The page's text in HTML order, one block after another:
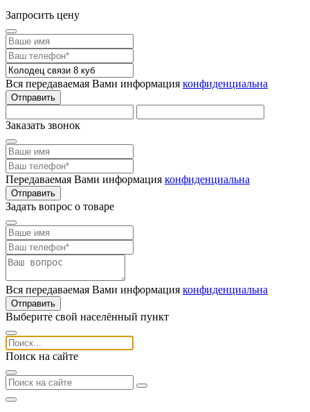
Запросить цену
Вся передаваемая Вами информация конфиденциальна
Отправить
Заказать звонок
Передаваемая Вами информация конфиденциальна
Отправить
Задать вопрос о товаре
Вся передаваемая Вами информация конфиденциальна
Отправить
Выберите свой населённый пункт
Поиск на сайте